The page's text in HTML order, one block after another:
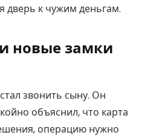
дверь к чужим деньгам.
новые замки
звонить сыну. Он
объяснил, что карта
операцию нужно